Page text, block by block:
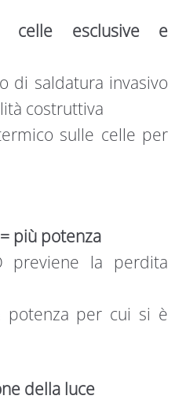
celle esclusive e
di saldatura invasivo
costruttiva
sulle celle per
più potenza
previene la perdita
potenza per cui si è
della luce